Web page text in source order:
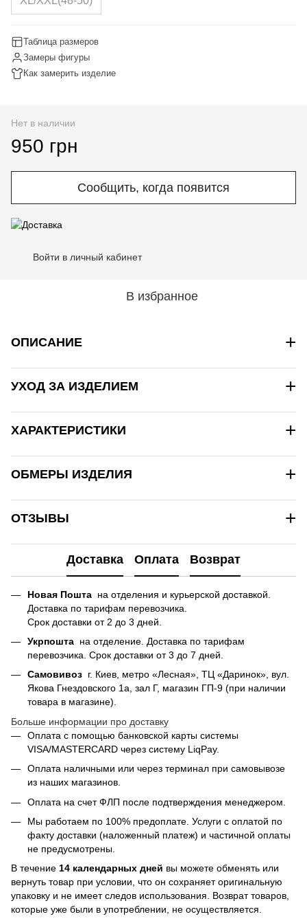
Таблица размеров
Замеры фигуры
Как замерить изделие
Нет в наличии
950 грн
Сообщить, когда появится
Войти в личный кабинет
В избранное
ОПИСАНИЕ +
УХОД ЗА ИЗДЕЛИЕМ +
ХАРАКТЕРИСТИКИ +
ОБМЕРЫ ИЗДЕЛИЯ +
ОТЗЫВЫ +
Доставка Оплата Возврат
Новая Пошта на отделения и курьерской доставкой.
Доставка по тарифам перевозчика.
Срок доставки от 2 до 3 дней.
Укрпошта на отделение. Доставка по тарифам
перевозчика. Срок доставки от 3 до 7 дней.
Самовивоз г. Киев, метро «Лесная», ТЦ «Даринок», вул.
Якова Гнездовского 1а, зал Г, магазин ГП-9 (при наличии
товара в магазине).
Больше информации про доставку
Оплата с помощью банковской карты системы
VISA/MASTERCARD через систему LiqPay.
Оплата наличными или через терминал при самовывозе
из наших магазинов.
Оплата на счет ФЛП после подтверждения менеджером.
Мы работаем по 100% предоплате. Услуги с оплатой по
факту доставки (наложенный платеж) и частичной оплаты
не предусмотрены.
В течение 14 календарных дней вы можете обменять или
вернуть товар при условии, что он сохраняет оригинальную
упаковку и не имеет следов использования. Возврат товаров,
которые уже были в употреблении, не осуществляется.